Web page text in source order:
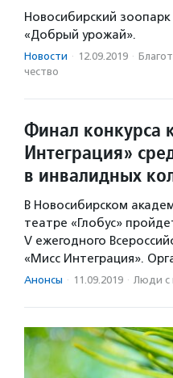
Новосибирский
«Добрый урожай».
Новости · 12.09.2019 ·
чест­во
Финал конкурса
Интеграция»
в инвалидных
В Новосибирском
театре «Глобус»
V ежегодного
«Мисс Интеграция».
Анонсы · 11.09.2019 · Люди с